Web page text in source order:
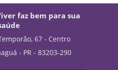
faz bem para sua
67 - Centro
- PR - 83203-290